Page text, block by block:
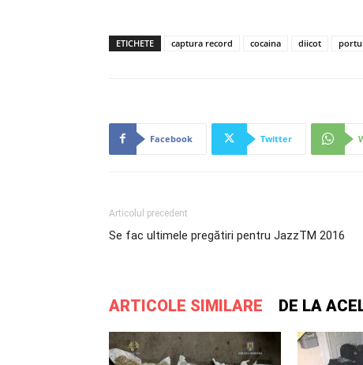
ETICHETE captura record cocaina diicot
Facebook Twitter
Articolul precedent
Se fac ultimele pregătiri pentru JazzTM 2016
ARTICOLE SIMILARE DE LA